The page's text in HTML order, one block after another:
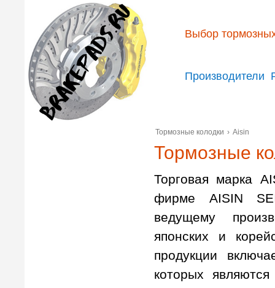
Выбор
Производители
Тормозные колодки › Aisin
Тормозные
Торговая марка
фирме AISIN
ведущему
японских и
продукции
которых